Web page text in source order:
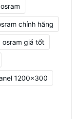
chính hãng
osram giá tốt
1200x300